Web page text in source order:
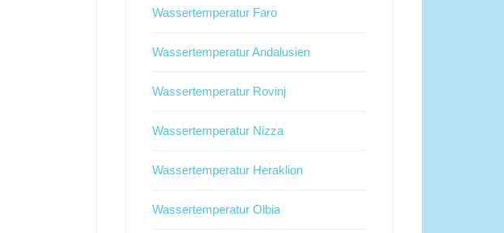
Wassertemperatur Faro
Wassertemperatur Andalusien
Wassertemperatur Rovinj
Wassertemperatur Nizza
Wassertemperatur Heraklion
Wassertemperatur Olbia